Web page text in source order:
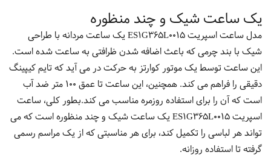
یک ساعت شیک و چند منظوره
مدل ساعت اسپریت ES1G365L0015 یک ساعت مردانه با طراحی
شیک با بند چرمی که باعث اضافه شدن ظرافتی به ساعت شده است.
این ساعت توسط یک موتور کوارتز به حرکت در می آید که تایم کیپینگ
دقیقی را فراهم می کند. همچنین، این ساعت تا عمق 100 متر ضد آب
است که آن را برای استفاده روزمره مناسب می کند.بطور کلی، ساعت
اسپریت ES1G365L0015 یک ساعت شیک و چند منظوره است که می
تواند هر لباسی را تکمیل کند، برای هر مناسبتی که از یک مراسم رسمی
گرفته تا استفاده روزانه.